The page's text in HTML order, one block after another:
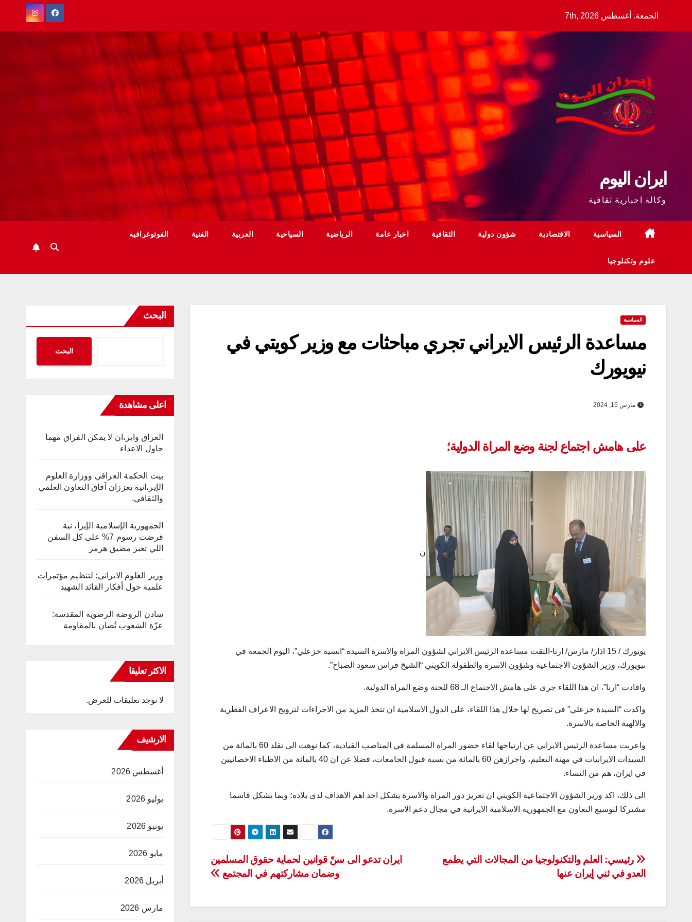
الجمعة. أغسطس 7th, 2026
ايران اليوم
وكالة اخبارية ثقافية
السياسية الاقتصادية شؤون دولية الثقافية اخبار عامة الرياضية السياحية العربية الفنية الفوتوغرافيه
علوم وتكنلوجيا
السياسية
مساعدة الرئيس الايراني تجري مباحثات مع وزير كويتي في
نيويورك
مارس 15, 2024
على هامش اجتماع لجنة وضع المراة الدولية؛
ن
يويورك / 15 اذار/ مارس/ ارنا-التقت مساعدة الرئيس الايراني لشؤون المراة والاسرة السيدة “انسية خزعلي”، اليوم الجمعة في
نيويورك، وزير الشؤون الاجتماعية وشؤون الاسرة والطفولة الكويتي “الشیخ فراس سعود الصباح”.
وافادت “ارنا”، ان هذا اللقاء جرى على هامش الاجتماع الـ 68 للجنة وضع المراة الدولية.
واكدت “السيدة خزعلي” في تصريح لها خلال هذا اللقاء، على الدول الاسلامية ان تتخذ المزيد من الاجراءات لترويج الاعراف الفطرية
والالهية الخاصة بالاسرة.
واعربت مساعدة الرئيس الايراني عن ارتياحها لقاء حضور المراة المسلمة في المناصب القيادية، كما نوهت الى تقلد 60 بالمائة من
السيدات الايرانيات في مهنة التعليم، واحرازهن 60 بالمائة من نسبة قبول الجامعات، فضلا عن ان 40 بالمائة من الاطباء الاخصائيين
في ايران، هم من النساء.
الى ذلك، اكد وزير الشؤون الاجتماعية الكويتي ان تعزيز دور المراة والاسرة يشكل احد اهم الاهداف لدى بلاده؛ وبما يشكل قاسما
مشتركا لتوسيع التعاون مع الجمهورية الاسلامية الايرانية في مجال دعم الاسرة.
تصفّح
المقالات
ايران تدعو الى سنّ قوانين لحماية حقوق المسلمين
وضمان مشاركتهم في المجتمع
رئيسي: العلم والتكنولوجيا من المجالات التي يطمع
العدو في ثني إيران عنها
البحث
البحث
اعلى مشاهدة
العراق واير،ان لا يمكن الفراق مهما
حاول الاعداء
بيت الحكمة العراقي ووزارة العلوم
الإير،انية يعززان آفاق التعاون العلمي
والثقافي.
الجمهورية الإسلامية الإيرا، نية
فرضت رسوم 7% على كل السفن
اللي تعبر مضيق هرمز
وزير العلوم الايراني: لتنظيم مؤتمرات
علمية حول أفكار القائد الشهيد
سادن الروضة الرضوية المقدسة:
عزّة الشعوب تُصان بالمقاومة
الاكثر تعليقا
لا توجد تعليقات للعرض.
الارشيف
أغسطس 2026
يوليو 2026
يونيو 2026
مايو 2026
أبريل 2026
مارس 2026